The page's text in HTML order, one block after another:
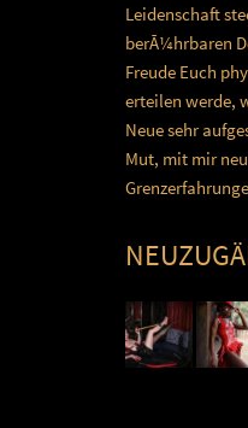
Leidenschaft
berÃ¼hrbaren
Freude Euch
erteilen werde,
Neue sehr
Mut, mit mir